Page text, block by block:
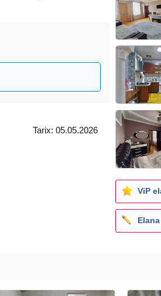
Tarix: 05.05.2026
ViP